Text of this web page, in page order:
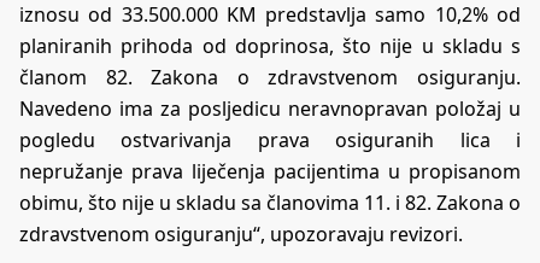
iznosu od 33.500.000 KM predstavlja samo 10,2% od
planiranih prihoda od doprinosa, što nije u skladu s
članom 82. Zakona o zdravstvenom osiguranju.
Navedeno ima za posljedicu neravnopravan položaj u
pogledu ostvarivanja prava osiguranih lica i
nepružanje prava liječenja pacijentima u propisanom
obimu, što nije u skladu sa članovima 11. i 82. Zakona o
zdravstvenom osiguranju“, upozoravaju revizori.